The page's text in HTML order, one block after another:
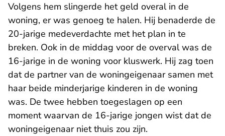
Volgens hem slingerde het geld overal in de
woning, er was genoeg te halen. Hij benaderde de
20-jarige medeverdachte met het plan in te
breken. Ook in de middag voor de overval was de
16-jarige in de woning voor kluswerk. Hij zag toen
dat de partner van de woningeigenaar samen met
haar beide minderjarige kinderen in de woning
was. De twee hebben toegeslagen op een
moment waarvan de 16-jarige jongen wist dat de
woningeigenaar niet thuis zou zijn.